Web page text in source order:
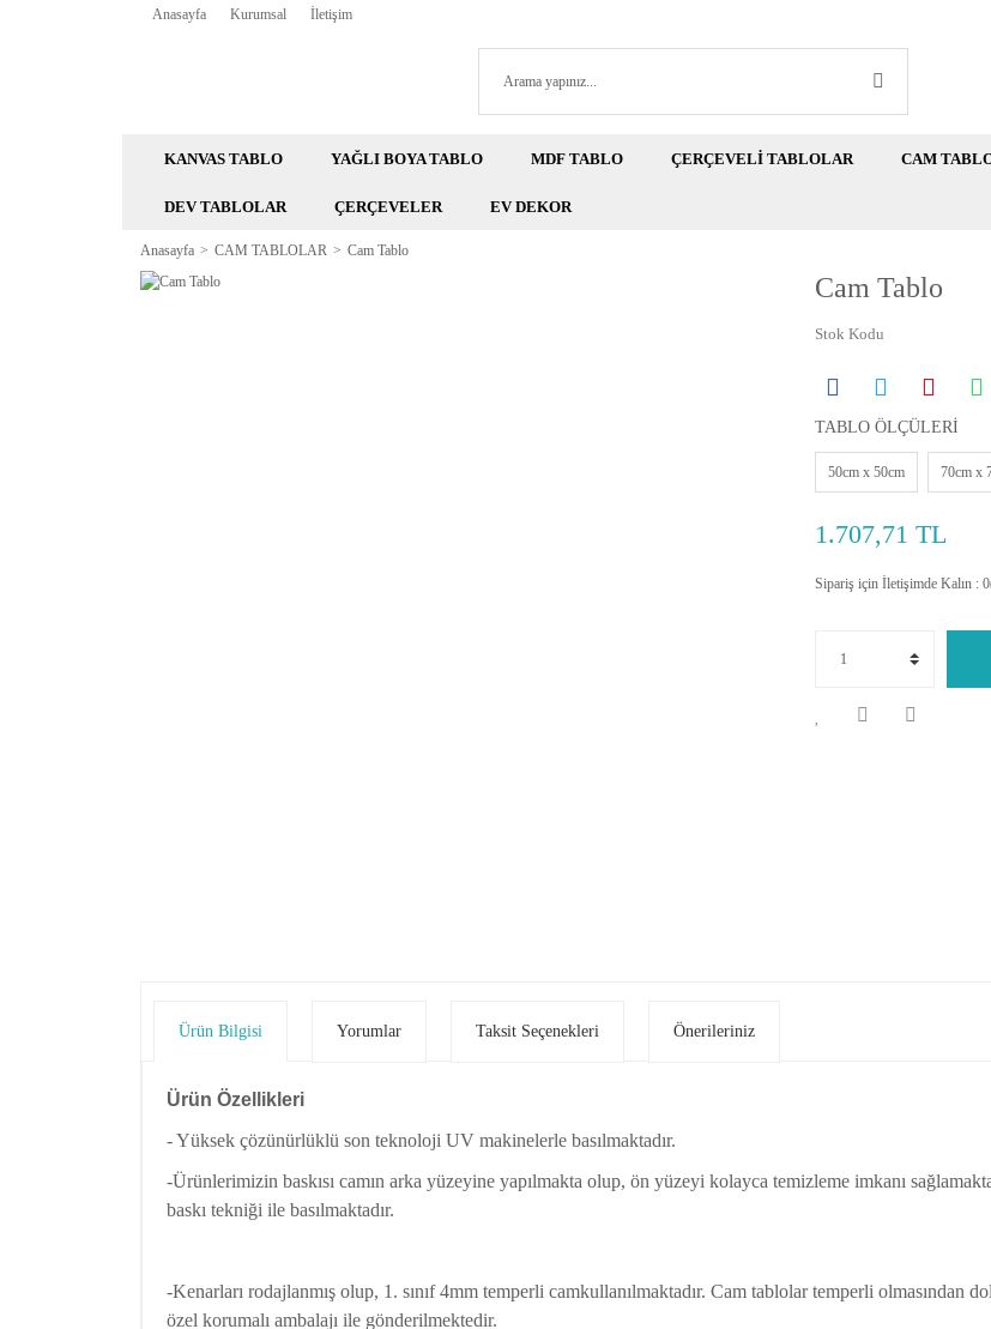
Anasayfa Kurumsal İletişim
KANVAS TABLO YAĞLI BOYA TABLO MDF TABLO ÇERÇEVELİ TABLOLAR CAM
DEV TABLOLAR ÇERÇEVELER EV DEKOR
Anasayfa CAM TABLOLAR Cam Tablo
Cam Tablo
Stok Kodu
TABLO ÖLÇÜLERİ
50cm x 50cm 70cm x
1.707,71 TL
Sipariş için İletişimde Kalın :
Ürün Bilgisi Yorumlar Taksit Seçenekleri Önerileriniz
Ürün Özellikleri
- Yüksek çözünürlüklü son teknoloji UV makinelerle basılmaktadır.
-Ürünlerimizin baskısı camın arka yüzeyine yapılmakta olup, ön yüzeyi kolayca temizleme imkanı
baskı tekniği ile basılmaktadır.
-Kenarları rodajlanmış olup, 1. sınıf 4mm temperli camkullanılmaktadır. Cam tablolar temperli olmasından
özel korumalı ambalajı ile gönderilmektedir.